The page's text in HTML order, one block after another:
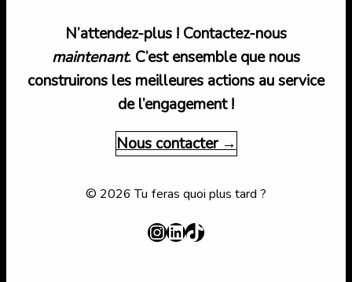
N’attendez-plus ! Contactez-nous
maintenant. C’est ensemble que nous
construirons les meilleures actions au service
de l’engagement !
Nous contacter →
© 2026 Tu feras quoi plus tard ?
Instagram
LinkedIn
TikTok